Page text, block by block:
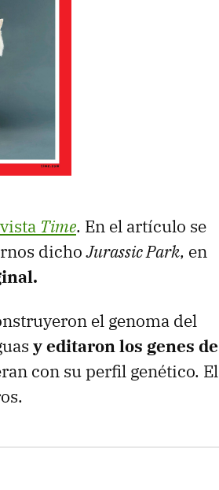
Time. En el artículo se
dichoJurassic Park, en
el genoma del
y editaron los genes de
con su perfil genético. El